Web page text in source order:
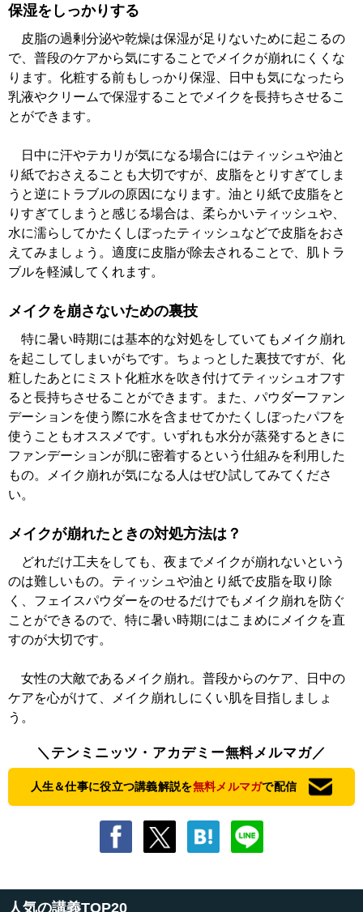
保湿をしっかりする
皮脂の過剰分泌や乾燥は保湿が足りないために起こるの
で、普段のケアから気にすることでメイクが崩れにくくな
ります。化粧する前もしっかり保湿、日中も気になったら
乳液やクリームで保湿することでメイクを長持ちさせるこ
とができます。
日中に汗やテカリが気になる場合にはティッシュや油と
り紙でおさえることも大切ですが、皮脂をとりすぎてしま
うと逆にトラブルの原因になります。油とり紙で皮脂をと
りすぎてしまうと感じる場合は、柔らかいティッシュや、
水に濡らしてかたくしぼったティッシュなどで皮脂をおさ
えてみましょう。適度に皮脂が除去されることで、肌トラ
ブルを軽減してくれます。
メイクを崩さないための裏技
特に暑い時期には基本的な対処をしていてもメイク崩れ
を起こしてしまいがちです。ちょっとした裏技ですが、化
粧したあとにミスト化粧水を吹き付けてティッシュオフす
ると長持ちさせることができます。また、パウダーファン
デーションを使う際に水を含ませてかたくしぼったパフを
使うこともオススメです。いずれも水分が蒸発するときに
ファンデーションが肌に密着するという仕組みを利用した
もの。メイク崩れが気になる人はぜひ試してみてくださ
い。
メイクが崩れたときの対処方法は？
どれだけ工夫をしても、夜までメイクが崩れないという
のは難しいもの。ティッシュや油とり紙で皮脂を取り除
く、フェイスパウダーをのせるだけでもメイク崩れを防ぐ
ことができるので、特に暑い時期にはこまめにメイクを直
すのが大切です。
女性の大敵であるメイク崩れ。普段からのケア、日中の
ケアを心がけて、メイク崩れしにくい肌を目指しましょ
う。
＼テンミニッツ・アカデミー無料メルマガ／
人生＆仕事に役立つ講義解説を無料メルマガで配信
人気の講義TOP20